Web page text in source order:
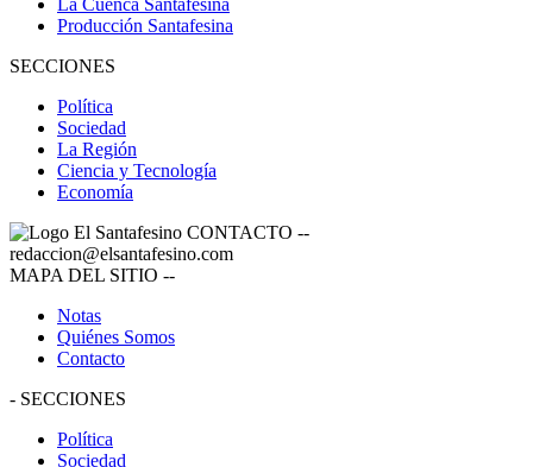
Producción Santafesina
SECCIONES
Política
Sociedad
La Región
Ciencia y Tecnología
Economía
CONTACTO --
redaccion@elsantafesino.com
MAPA DEL SITIO --
Notas
Quiénes Somos
Contacto
- SECCIONES
Política
Sociedad